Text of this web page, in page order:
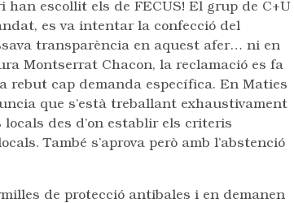
escollit els de FECUS! El grup de C+U
es va intentar la confecció del
transparència en aquest afer… ni en
Montserrat Chacon, la reclamació es fa
rebut cap demanda específica. En Maties
que s’està treballant exhaustivament
locals des d’on establir els criteris
També s’aprova però amb l’abstenció
de protecció antibales i en demanen